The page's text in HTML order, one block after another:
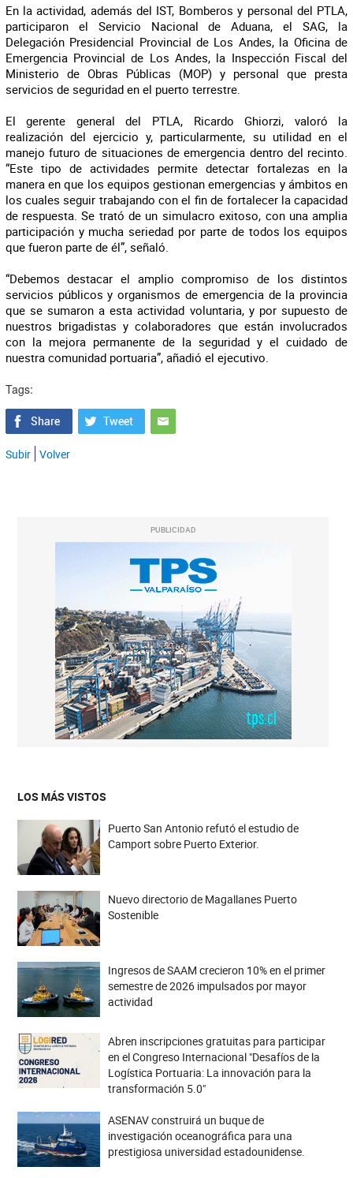
En la actividad, además del IST, Bomberos y personal del PTLA,
participaron el Servicio Nacional de Aduana, el SAG, la
Delegación Presidencial Provincial de Los Andes, la Oficina de
Emergencia Provincial de Los Andes, la Inspección Fiscal del
Ministerio de Obras Públicas (MOP) y personal que presta
servicios de seguridad en el puerto terrestre.
El gerente general del PTLA, Ricardo Ghiorzi, valoró la
realización del ejercicio y, particularmente, su utilidad en el
manejo futuro de situaciones de emergencia dentro del recinto.
“Este tipo de actividades permite detectar fortalezas en la
manera en que los equipos gestionan emergencias y ámbitos en
los cuales seguir trabajando con el fin de fortalecer la capacidad
de respuesta. Se trató de un simulacro exitoso, con una amplia
participación y mucha seriedad por parte de todos los equipos
que fueron parte de él”, señaló.
“Debemos destacar el amplio compromiso de los distintos
servicios públicos y organismos de emergencia de la provincia
que se sumaron a esta actividad voluntaria, y por supuesto de
nuestros brigadistas y colaboradores que están involucrados
con la mejora permanente de la seguridad y el cuidado de
nuestra comunidad portuaria”, añadió el ejecutivo.
Tags:
Subir Volver
PUBLICIDAD
LOS MÁS VISTOS
Puerto San Antonio refutó el estudio de
Camport sobre Puerto Exterior.
Nuevo directorio de Magallanes Puerto
Sostenible
Ingresos de SAAM crecieron 10% en el primer
semestre de 2026 impulsados por mayor
actividad
Abren inscripciones gratuitas para participar
en el Congreso Internacional "Desafíos de la
Logística Portuaria: La innovación para la
transformación 5.0"
ASENAV construirá un buque de
investigación oceanográfica para una
prestigiosa universidad estadounidense.